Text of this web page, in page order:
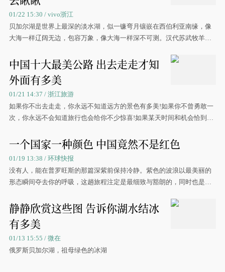
01/22 15:30 / vivo浙江
贝加尔湖是世界上最深的淡水湖，似一镰弯月镶嵌在西伯利亚南缘，像
大海一样辽阔无边，包容万象，像大海一样深不可测。汉代苏武牧羊之
中国十大最美公路 出去走走才知
外面有多美
01/21 14:37 / 浙江旅游
如果你不出去走走，你永远不知道远方的景色有多美!如果你不曾勇敢一
次，你永远不会知道旅行也会给你不少惊喜!如果某天时间和机会恰到好
一个国家一种颜色 中国竟然不是红色
01/19 13:38 / 环球快报
没有人，能在普罗旺斯的那篇深紫前保持冷静。紫色的波浪以最美丽的
形态瞬间夺去你的呼吸，这趟旅程注定是最细致与豁朗的，同时也是梦
静静欣赏这些图 告诉你湖水结冰
有多美
01/13 15:55 / 微在
俄罗斯贝加尔湖，祖母绿色的冰湖